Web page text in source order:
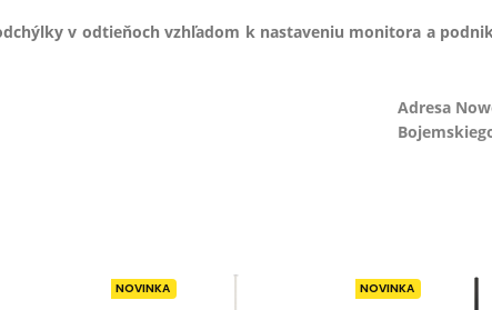
v odtieňoch vzhľadom k nastaveniu monitora a
Adresa
NOVINKA NOVINKA